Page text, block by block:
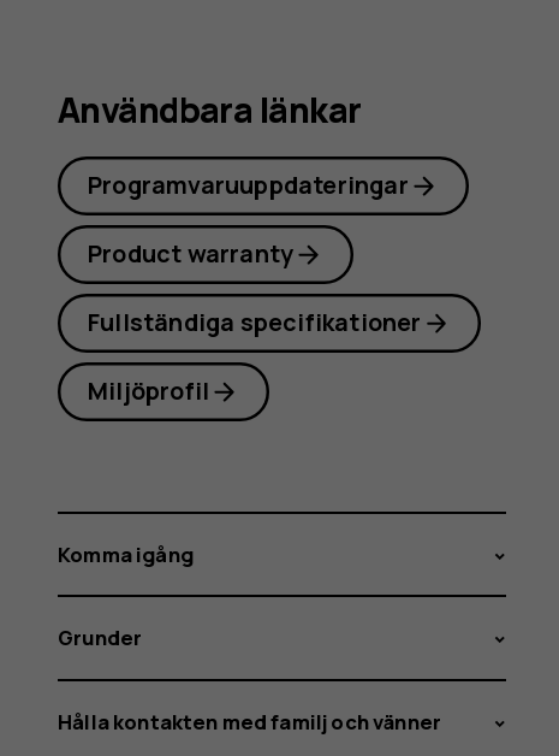
Användbara länkar
Programvaruuppdateringar
Product warranty
Fullständiga specifikationer
Miljöprofil
Komma igång
Grunder
Hålla kontakten med familj och vänner